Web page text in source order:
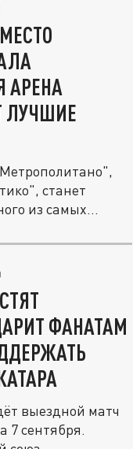
АРЕНА
ЛУЧШИЕ
станет
из самых...
ФАНАТАМ
выездной матч
7 сентября.